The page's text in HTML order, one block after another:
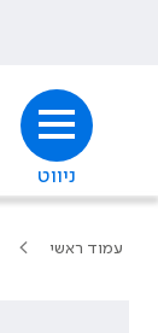
ניווט
עמוד ראשי